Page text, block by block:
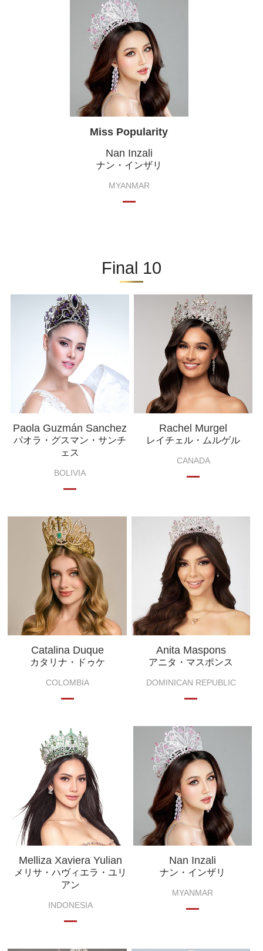
Miss Popularity
Nan Inzali
ナン・インザリ
MYANMAR
Final 10
Paola Guzmán Sanchez
パオラ・グスマン・サンチ
ェス
BOLIVIA
Rachel Murgel
レイチェル・ムルゲル
CANADA
Catalina Duque
カタリナ・ドゥケ
COLOMBIA
Anita Maspons
アニタ・マスポンス
DOMINICAN REPUBLIC
Melliza Xaviera Yulian
メリサ・ハヴィエラ・ユリ
アン
INDONESIA
Nan Inzali
ナン・インザリ
MYANMAR